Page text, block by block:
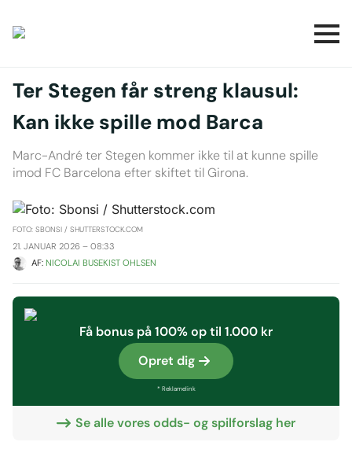
Ter Stegen får streng klausul:
Kan ikke spille mod Barca
Marc-André ter Stegen kommer ikke til at kunne spille
imod FC Barcelona efter skiftet til Girona.
FOTO: SBONSI / SHUTTERSTOCK.COM
21. JANUAR 2026 – 08:33
AF: NICOLAI BUSEKIST OHLSEN
Få bonus på 100% op til 1.000 kr
Opret dig
* Reklamelink
Se alle vores odds- og spilforslag her